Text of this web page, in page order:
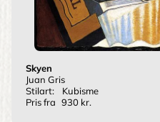
Skyen
Juan Gris
Stilart:
Kubisme
Pris fra 930 kr.